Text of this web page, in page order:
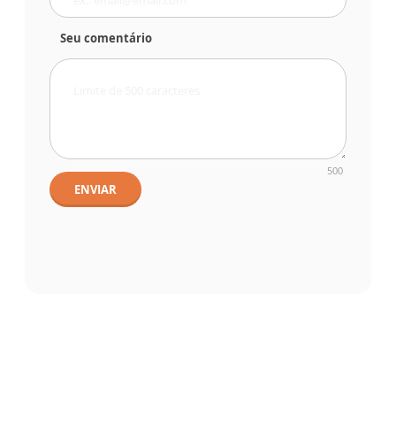
Seu comentário
500
ENVIAR